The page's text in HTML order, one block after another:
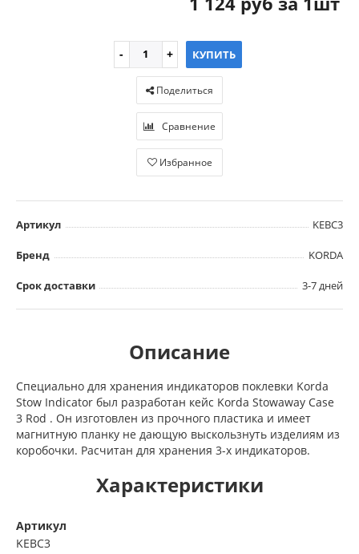
КУПИТЬ
Поделиться
Сравнение
Избранное
Артикул KEBC3
Бренд KORDA
Срок доставки 3-7 дней
Описание
Специально для хранения индикаторов поклевки Korda
Stow Indicator был разработан кейс Korda Stowaway Case
3 Rod . Он изготовлен из прочного пластика и имеет
магнитную планку не дающую выскользнуть изделиям из
коробочки. Расчитан для хранения 3-х индикаторов.
Характеристики
Артикул
KEBC3